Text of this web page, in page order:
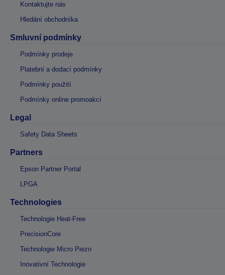
Kontaktujte nás
Hledání obchodníka
Smluvní podmínky
Podmínky prodeje
Platební a dodací podmínky
Podmínky použití
Podmínky online promoakcí
Legal
Safety Data Sheets
Partners
Epson Partner Portal
LPGA
Technologies
Technologie Heat-Free
PrecisionCore
Technologie Micro Piezo
Inovativní Technologie